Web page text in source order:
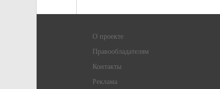
О проекте
Правообладателям
Контакты
Реклама